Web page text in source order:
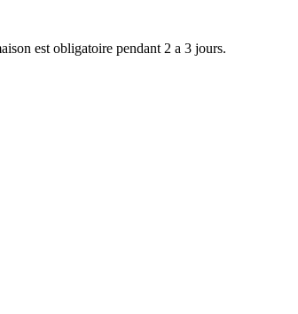
est obligatoire pendant 2 a 3 jours.